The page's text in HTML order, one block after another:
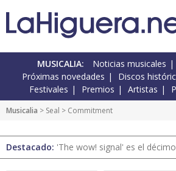
MUSICALIA: Noticias musicales
Próximas novedades
Discos
Festivales
Premios Artistas
Musicalia > Seal > Commitment
Destacado: 'The wow! signal' es el